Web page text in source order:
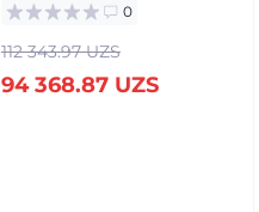
0
112 343.97 UZS
94 368.87 UZS